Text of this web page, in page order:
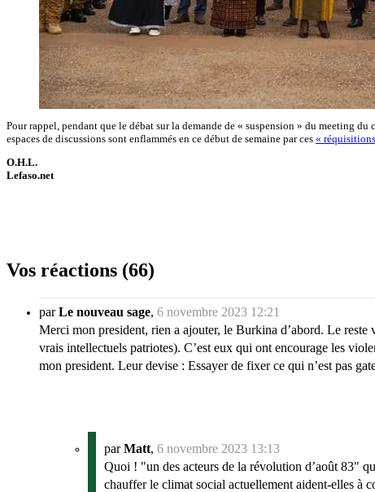
Pour rappel, pendant que le débat sur la demande de « suspension » du meeting
espaces de discussions sont enflammés en ce début de semaine par ces «
O.H.L.
Lefaso.net
Vos réactions (66)
parLe nouveau sage, 6 novembre 2023 12:21
Merci mon president, rien a ajouter, le Burkina d’abord. Le reste
vrais intellectuels patriotes). C’est eux qui ont encourage les
mon president. Leur devise : Essayer de fixer ce qui n’est pas
parMatt, 6 novembre 2023 13:13
Quoi ! "un des acteurs de la révolution d’août 83"
chauffer le climat social actuellement aident-elles à